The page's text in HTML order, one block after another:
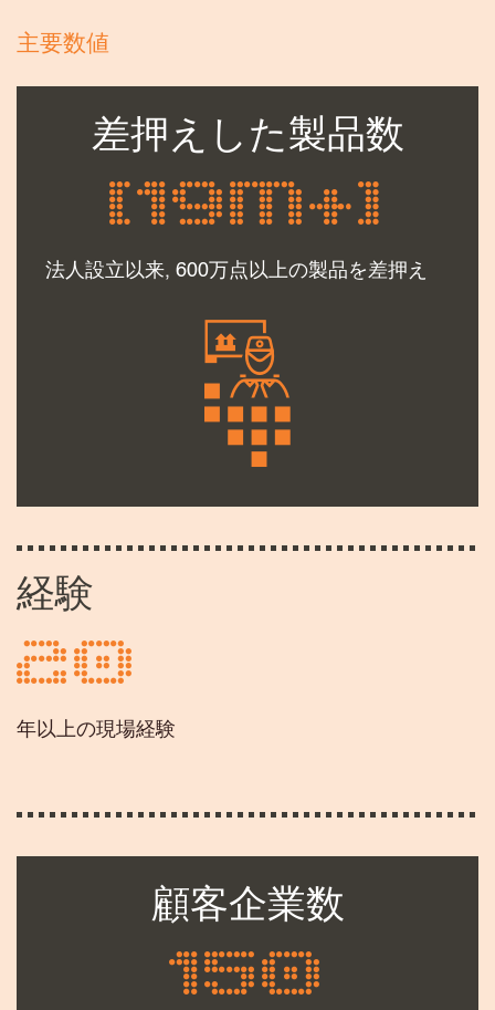
倣品対策を担当する当局（警察、税関等）向けの
と協力して、貴社固有の模倣品の問題を認識させ
ることもできます。
主要数値
差押えした製品数
[19M+]
法人設立以来, 600万点以上の製品を差押え
経験
20
年以上の現場経験
顧客企業数
150